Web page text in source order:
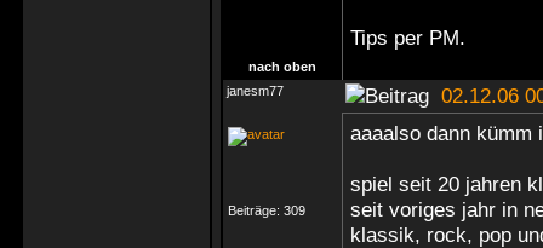
Tips per PM.
nach oben
janesm77
02.12.06
Beiträge: 309
aaaalso dann kümm
spiel seit 20 jahren
seit voriges jahr in
klassik, rock, pop